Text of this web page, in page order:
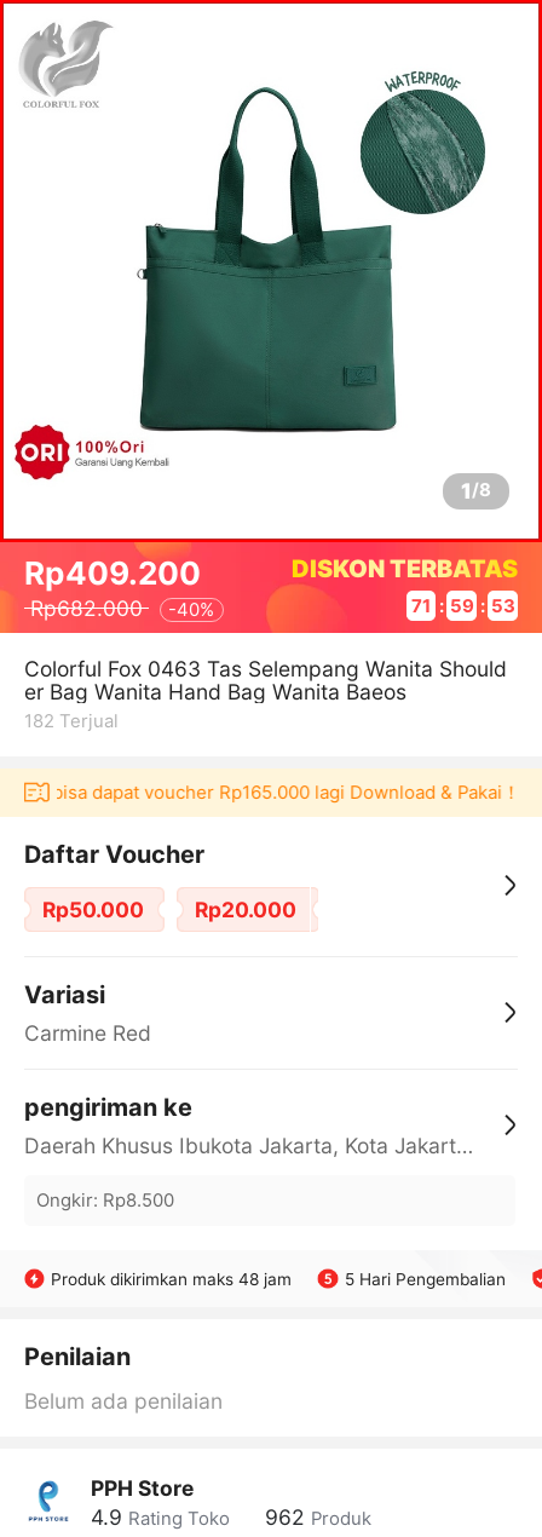
1/8
Rp409.200
Rp682.000 -40%
DISKON TERBATAS
71 : 59 : 52
Colorful Fox 0463 Tas Selempang Wanita Should
er Bag Wanita Hand Bag Wanita Baeos
182 Terjual
bisa dapat voucher Rp165.000 lagi Download & Pakai！
Daftar Voucher
Rp50.000 Rp20.000
Variasi
Carmine Red
pengiriman ke
Daerah Khusus Ibukota Jakarta, Kota Jakarta Barat, Cengkareng, yy
Ongkir: Rp8.500
Produk dikirimkan maks 48 jam 5 Hari Pengembalian
Penilaian
Belum ada penilaian
PPH Store
4.9 Rating Toko 962 Produk